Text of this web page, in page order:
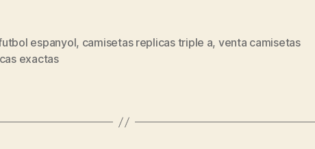
espanyol, camisetas replicas triple a, venta camisetas
exactas